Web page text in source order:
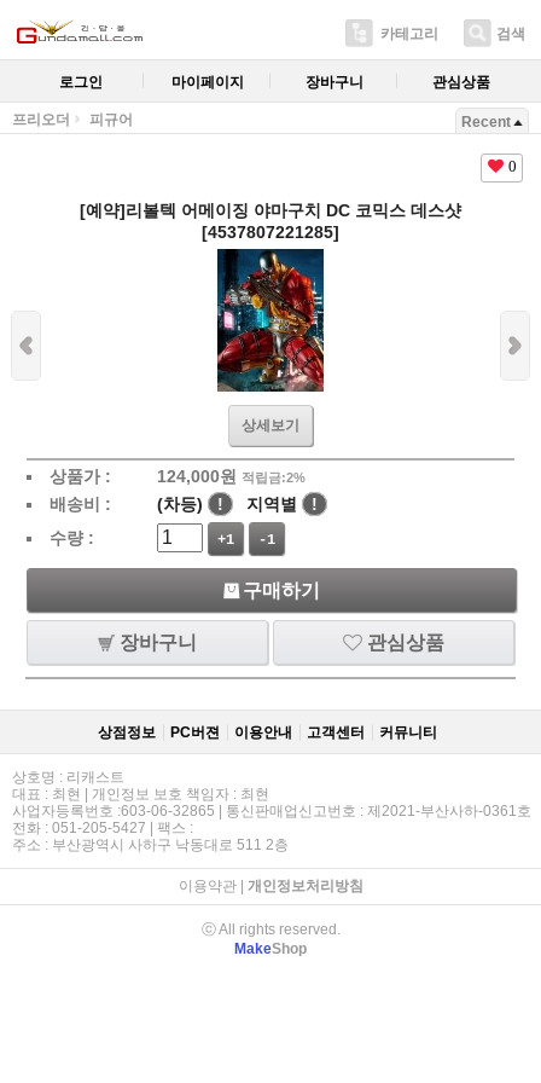
카테고리 검색
로그인 마이페이지 장바구니 관심상품
프리오더 피규어 Recent
0
[예약]리볼텍 어메이징 야마구치 DC 코믹스 데스샷
[4537807221285]
상세보기
상품가 : 124,000원 적립금:2%
배송비 : (차등) ! 지역별
!
수량 :
+1 -1
구매하기
장바구니 관심상품
상점정보 PC버젼 이용안내 고객센터 커뮤니티
상호명 : 리캐스트
대표 : 최현 | 개인정보 보호 책임자 : 최현
사업자등록번호 :603-06-32865 | 통신판매업신고번호 : 제2021-부산사하-0361호
전화 : 051-205-5427 | 팩스 :
주소 : 부산광역시 사하구 낙동대로 511 2층
이용약관| 개인정보처리방침
ⓒ All rights reserved.
MakeShop